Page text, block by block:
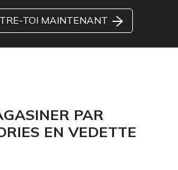
TOI MAINTENANT
PAR
EN VEDETTE